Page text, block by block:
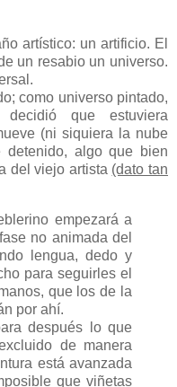
artístico: un artificio. El
un resabio un universo.
como universo pintado,
que estuviera
(ni siquiera la nube
detenido, algo que bien
del viejo artista (dato tan
empezará a
no animada del
lengua, dedo y
para seguirles el
que los de la
por ahí.
después lo que
de manera
está avanzada
que viñetas